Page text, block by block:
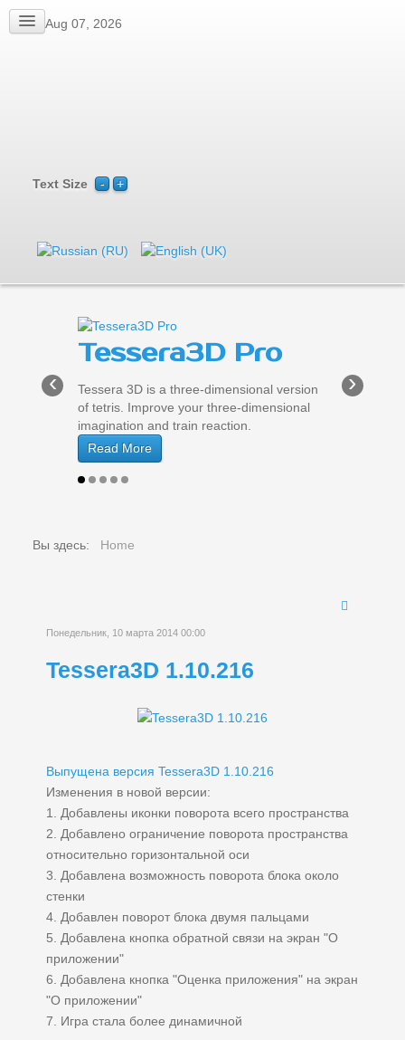
Fri, Aug 07, 2026
Text Size
Tessera3D Pro
Tessera 3D is a three-dimensional version
of tetris. Improve your three-dimensional
imagination and train reaction.
Read More
Tessera3D Free
Tessera 3D is a three-dimensional version
of tetris. Improve your three-dimensional
imagination and train reaction.
Read More
›
‹
Вы здесь: Home
Понедельник, 10 марта 2014 00:00
Tessera3D 1.10.216
Выпущена версия Tessera3D 1.10.216
Изменения в новой версии:
1. Добавлены иконки поворота всего пространства
2. Добавлено ограничение поворота пространства
относительно горизонтальной оси
3. Добавлена возможность поворота блока около
стенки
4. Добавлен поворот блока двумя пальцами
5. Добавлена кнопка обратной связи на экран "О
приложении"
6. Добавлена кнопка "Оценка приложения" на экран
"О приложении"
7. Игра стала более динамичной